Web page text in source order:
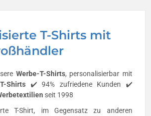
T-Shirts mit
Werbe-T-Shirts, personalisierbar mit
T-Shirts✔️ 94% zufriedene Kunden ✔️
seit 1998
T-Shirt, im Gegensatz zu anderen